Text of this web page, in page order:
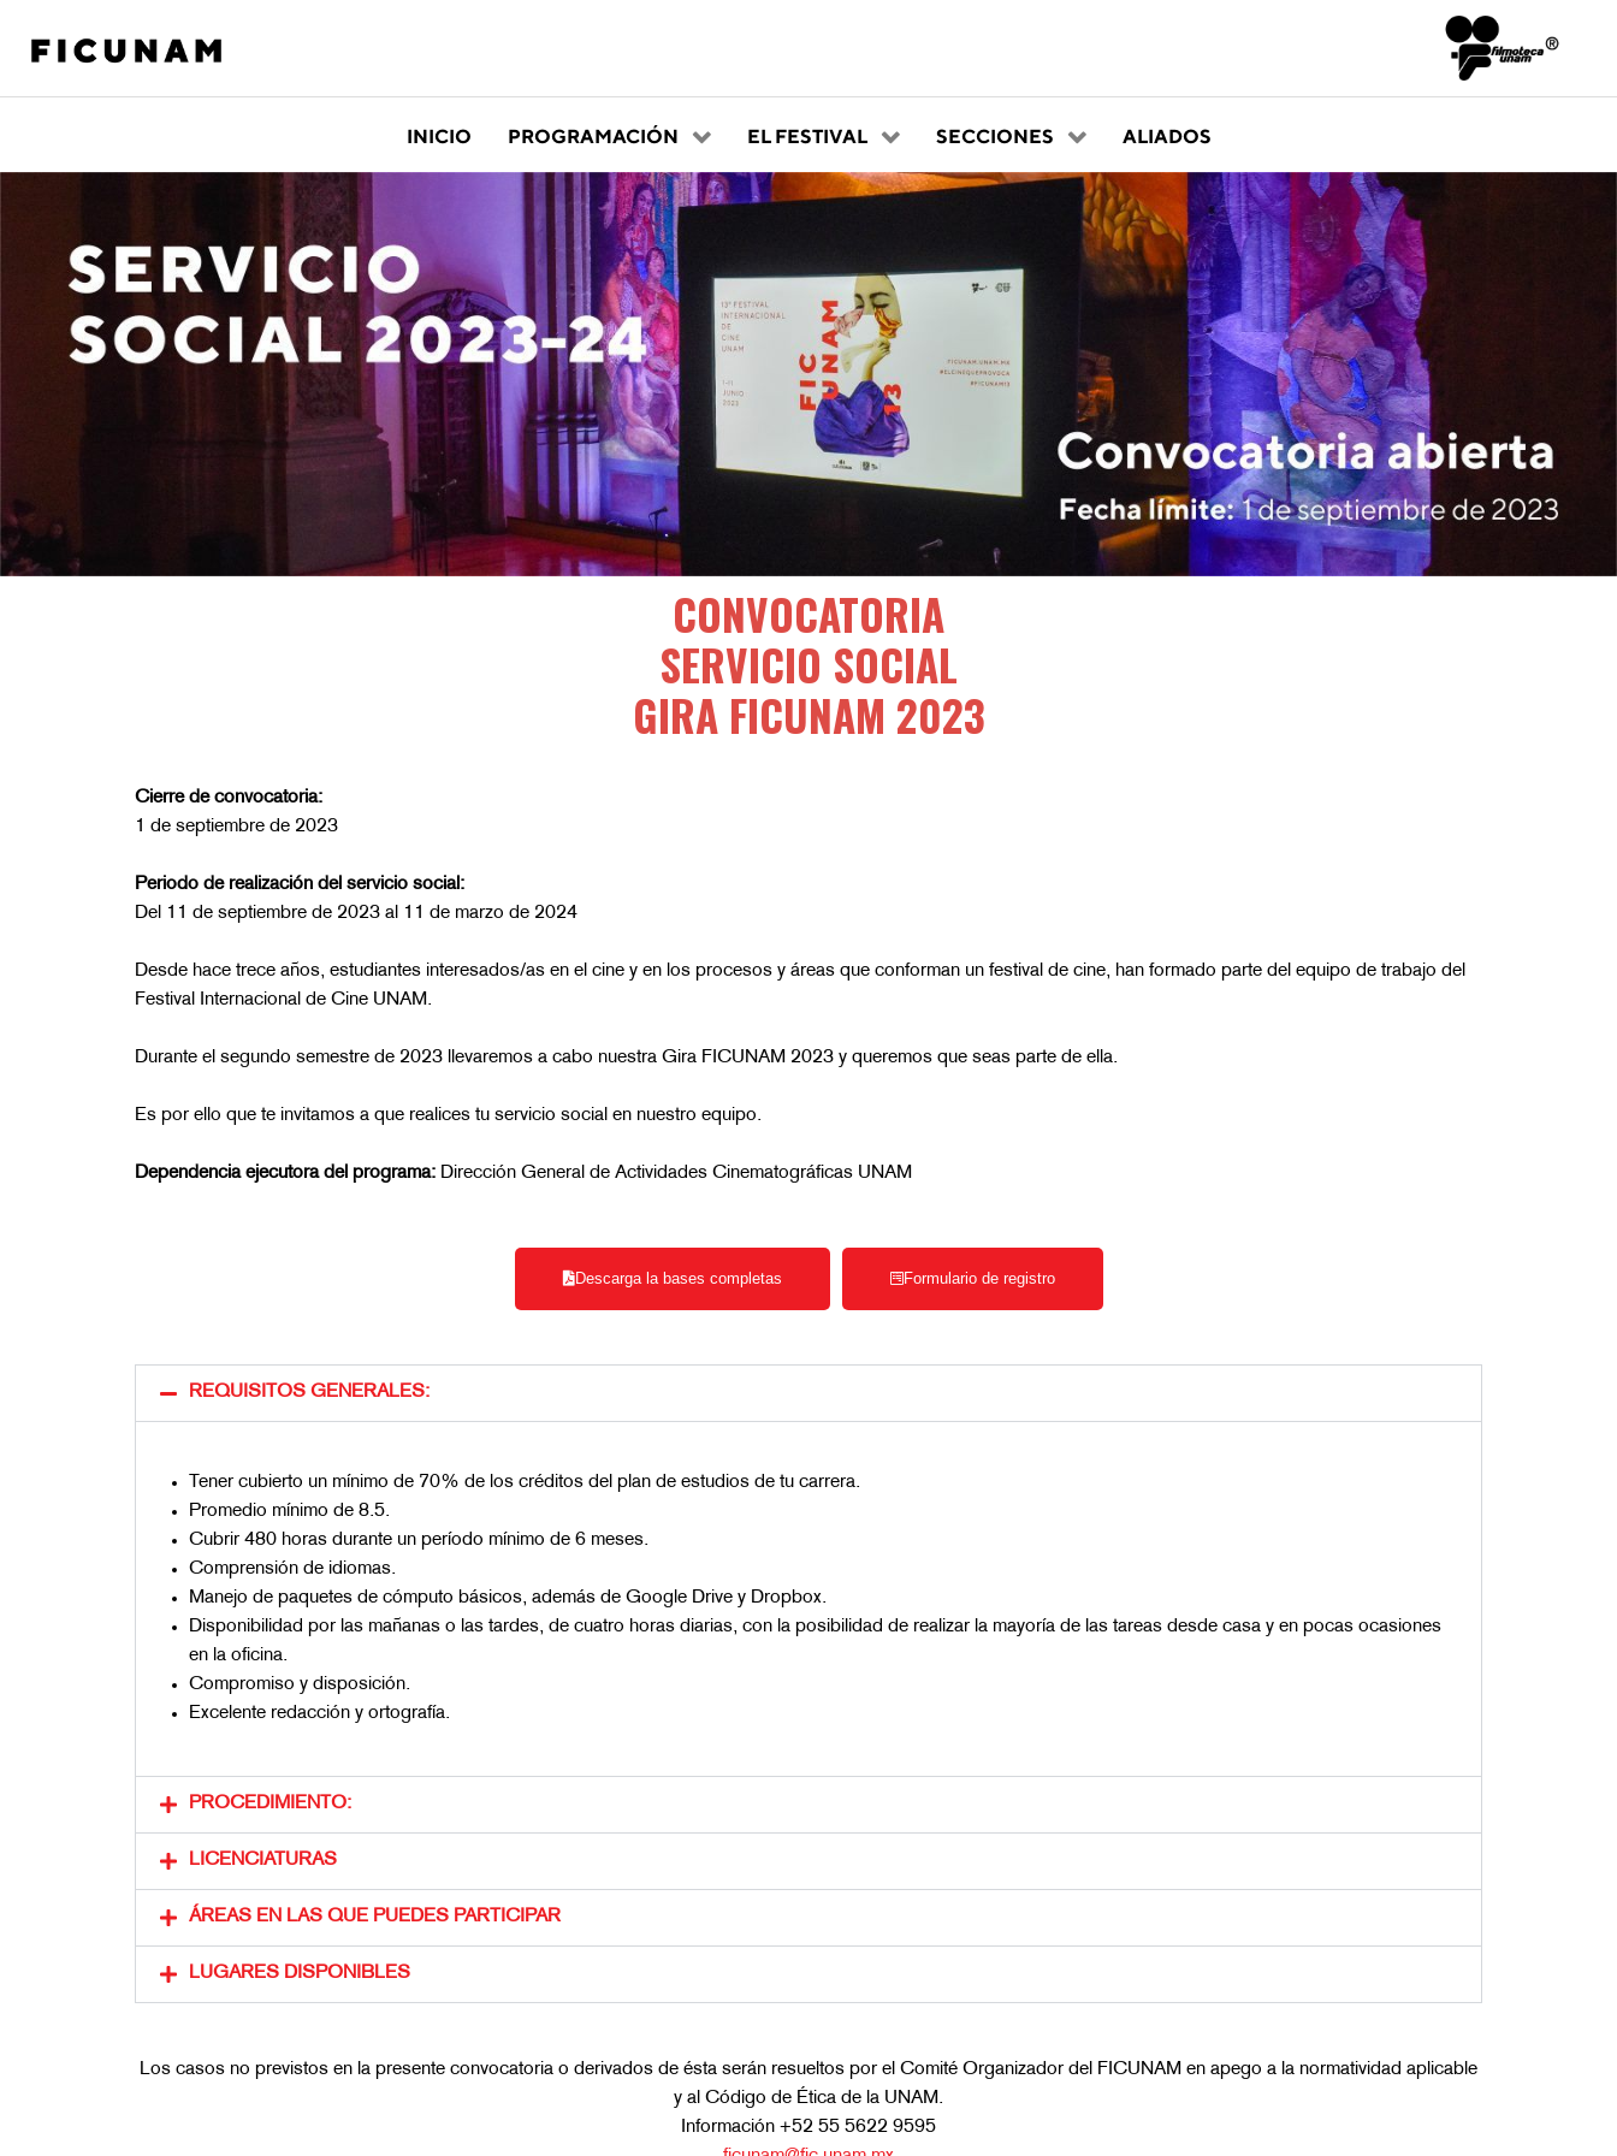
INICIO PROGRAMACIÓN EL FESTIVAL SECCIONES ALIADOS
CONVOCATORIA
SERVICIO SOCIAL
GIRA FICUNAM 2023
Cierre de convocatoria:
1 de septiembre de 2023
Periodo de realización del servicio social:
Del 11 de septiembre de 2023 al 11 de marzo de 2024
Desde hace trece años, estudiantes interesados/as en el cine y en los procesos y áreas que conforman un festival de cine, han formado parte del equipo de trabajo del
Festival Internacional de Cine UNAM.
Durante el segundo semestre de 2023 llevaremos a cabo nuestra Gira FICUNAM 2023 y queremos que seas parte de ella.
Es por ello que te invitamos a que realices tu servicio social en nuestro equipo.
Dependencia ejecutora del programa: Dirección General de Actividades Cinematográficas UNAM
Descarga la bases completas Formulario de registro
REQUISITOS GENERALES:
Tener cubierto un mínimo de 70% de los créditos del plan de estudios de tu carrera.
Promedio mínimo de 8.5.
Cubrir 480 horas durante un período mínimo de 6 meses.
Comprensión de idiomas.
Manejo de paquetes de cómputo básicos, además de Google Drive y Dropbox.
Disponibilidad por las mañanas o las tardes, de cuatro horas diarias, con la posibilidad de realizar la mayoría de las tareas desde casa y en pocas ocasiones
en la oficina.
Compromiso y disposición.
Excelente redacción y ortografía.
PROCEDIMIENTO:
LICENCIATURAS
ÁREAS EN LAS QUE PUEDES PARTICIPAR
LUGARES DISPONIBLES
Los casos no previstos en la presente convocatoria o derivados de ésta serán resueltos por el Comité Organizador del FICUNAM en apego a la normatividad aplicable
y al Código de Ética de la UNAM.
Información +52 55 5622 9595